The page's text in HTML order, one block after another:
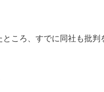
ころ、すでに同社も批判